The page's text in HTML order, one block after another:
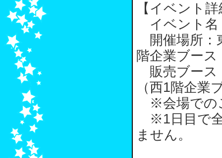
【イベント
イベント名
開催場所：
階企業ブース
販売ブース
（西1階企業
※会場での
※1日目で全
ません。